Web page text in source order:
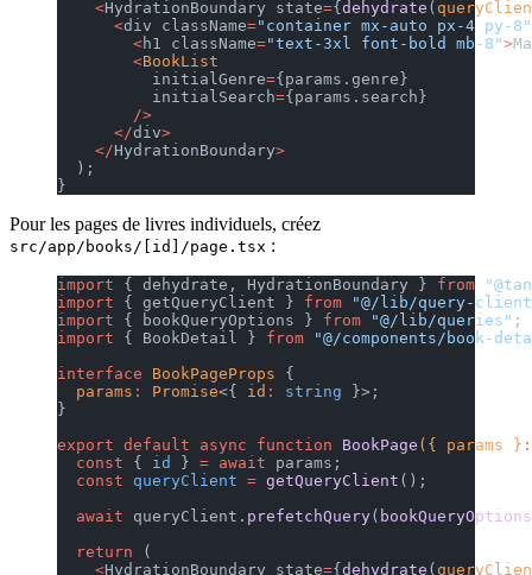
    <
HydrationBoundary state={ dehydrate (
      <
div className="container mx-auto px-4 py-8"
        <
h1 className="text-3xl font-bold mb-8">
        <
BookList
          initialGenre
={params.genre}
          initialSearch
={params.search}
        />
      </
div>
    </
HydrationBoundary>
  );
}
Pour les pages de livres individuels, créez
src/app/books/[id]/page.tsx :
import { dehydrate, HydrationBoundary } from
import { getQueryClient } from "@/lib/query-
import { bookQueryOptions } from "@/lib/queries" ;
import { BookDetail } from "@/components/book-
interface BookPageProps {
  params
: Promise<{ id : string }>;
}
export default async function BookPage ({ params } :
  const
{ id } = await params;
  const
queryClient = getQueryClient ();
  await
queryClient. prefetchQuery( bookQueryOptions
  return
(
    <
HydrationBoundary state={ dehydrate (